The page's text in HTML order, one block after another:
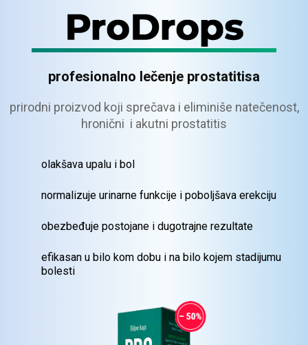
profesionalno lečenje prostatitisa
prirodni proizvod koji sprečava i eliminiše natečenost,
hronični i akutni prostatitis
olakšava upalu i bol
normalizuje urinarne funkcije i poboljšava erekciju
obezbeđuje postojane i dugotrajne rezultate
efikasan u bilo kom dobu i na bilo kojem stadijumu
bolesti